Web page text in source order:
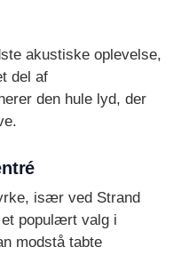
akustiske oplevelse,
del af
den hule lyd, der
især ved Strand
populært valg i
modstå tabte